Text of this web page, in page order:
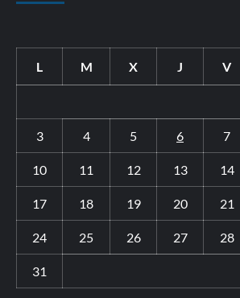
L M X J V
3 4 5 6 7
10 11 12 13 14
17 18 19 20 21
24 25 26 27 28
31